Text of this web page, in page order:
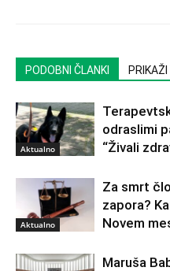
PODOBNI ČLANKI
Aktualno
odraslimi
“Živali
Aktualno
Za smrt
zapora?
Novem
Maruša